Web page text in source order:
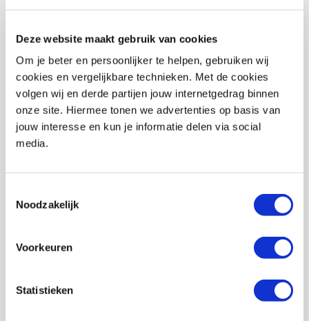
Deze website maakt gebruik van cookies
Om je beter en persoonlijker te helpen, gebruiken wij
cookies en vergelijkbare technieken. Met de cookies
volgen wij en derde partijen jouw internetgedrag binnen
onze site. Hiermee tonen we advertenties op basis van
jouw interesse en kun je informatie delen via social
media.
Noodzakelijk
Voorkeuren
Statistieken
Lees meer